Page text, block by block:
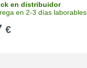
en distribuidor
en 2-3 días laborables
€